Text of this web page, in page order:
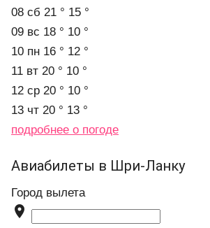
08 сб 21 ° 15 °
09 вс 18 ° 10 °
10 пн 16 ° 12 °
11 вт 20 ° 10 °
12 ср 20 ° 10 °
13 чт 20 ° 13 °
подробнее о погоде
Авиабилеты в Шри-Ланку
Город вылета
